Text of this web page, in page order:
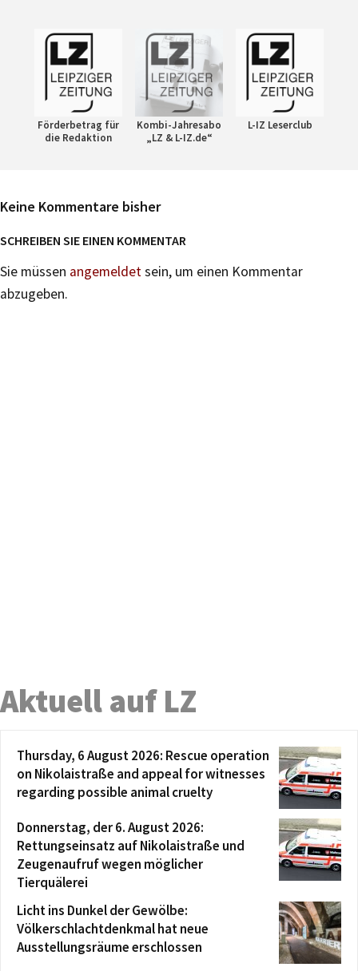
Förderbetrag für
die Redaktion
Kombi-Jahresabo
„LZ & L-IZ.de“
L-IZ Leserclub
Keine Kommentare bisher
SCHREIBEN SIE EINEN KOMMENTAR
Sie müssen angemeldetsein, um einen Kommentar
abzugeben.
Aktuell auf LZ
Thursday, 6 August 2026: Rescue operation
on Nikolaistraße and appeal for witnesses
regarding possible animal cruelty
Donnerstag, der 6. August 2026:
Rettungseinsatz auf Nikolaistraße und
Zeugenaufruf wegen möglicher
Tierquälerei
Licht ins Dunkel der Gewölbe:
Völkerschlachtdenkmal hat neue
Ausstellungsräume erschlossen